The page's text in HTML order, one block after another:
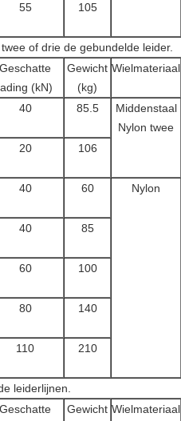
55 105
of drie de gebundelde leider.
Geschatte
(kN)
Gewicht
(kg)
Wielmateriaal
40 85.5
Middenstaal
Nylon twee
20 106
40 60 Nylon
40 85
60 100
80 140
110 210
leiderlijnen.
Geschatte
Gewicht Wielmateriaal